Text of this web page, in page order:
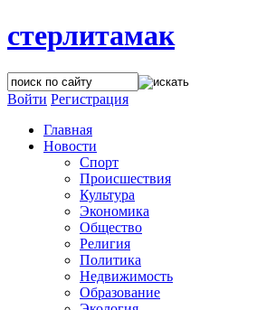
стерлитамак
Войти Регистрация
Главная
Новости
Спорт
Происшествия
Культура
Экономика
Общество
Религия
Политика
Недвижимость
Образование